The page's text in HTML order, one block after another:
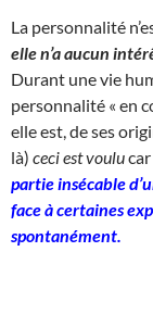
La personnalité
elle n’a aucun
Durant une vie
personnalité « en
elle est, de ses
là) ceci est voulucar
partie insécable
face à certaines
spontanément.